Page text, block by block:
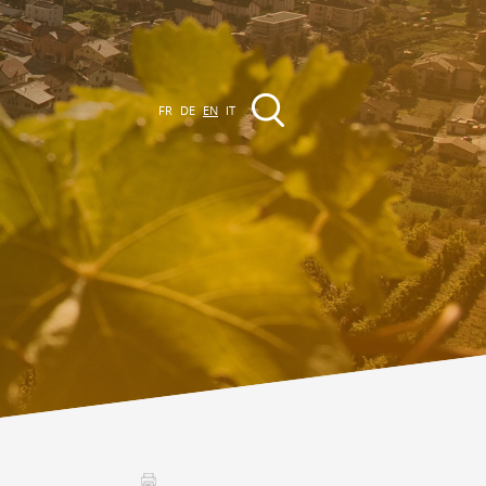
EVENTS
The region
Promenades
All events
Club Vinum Montis
Assemblées générales & Statuts
FR DE EN IT